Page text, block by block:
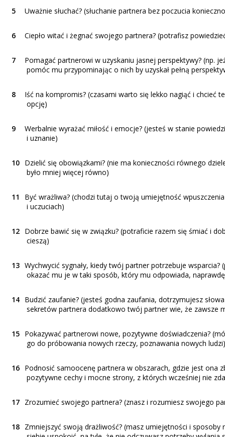
Uważnie słuchać? (słuchanie partnera bez poczucia
Ciepło witać i żegnać swojego partnera? (potrafisz
Pomagać partnerowi w uzyskaniu jasnej perspektywy? (np.
pomóc mu przypominając o nich by uzyskał pełną
Iść na kompromis? (czasami warto się lekko nagiąć i chcieć
opcję)
Werbalnie wyrażać miłość i emocje? (jesteś w stanie
i uznanie)
Dzielić się obowiązkami? (nie ma konieczności równego
było mniej więcej równo)
Być wrażliwa? (chodzi tutaj o twoją umiejętność
i uczuciach)
Dobrze bawić się w związku? (potraficie razem się śmiać i
cieszą)
Wychwycić sygnały, kiedy twój partner potrzebuje
okazać mu je w taki sposób, który mu odpowiada,
Budzić zaufanie? (jesteś godna zaufania, dotrzymujesz
sekretów partnera dodatkowo twój partner wie, że zawsze
Pokazywać partnerowi nowe, pozytywne doświadczenia?
go do próbowania nowych rzeczy, poznawania nowych ludzi)
Podnosić samoocenę partnera w obszarach, gdzie jest ona
pozytywne cechy i mocne strony, z których wcześniej nie
Zrozumieć swojego partnera? (znasz i rozumiesz swojego
Zmniejszyć swoją drażliwość? (masz umiejętności i